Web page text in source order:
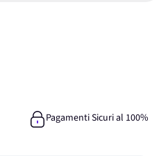
Pagamenti Sicuri al 100%